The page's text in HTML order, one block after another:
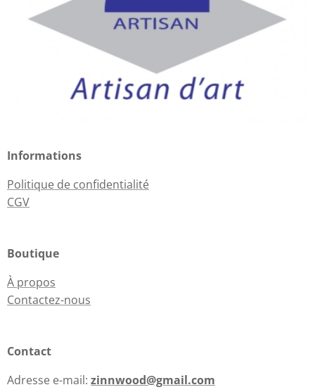
Informations
Politique de confidentialité
CGV
Boutique
À propos
Contactez-nous
Contact
Adresse e-mail: zinnwood@gmail.com